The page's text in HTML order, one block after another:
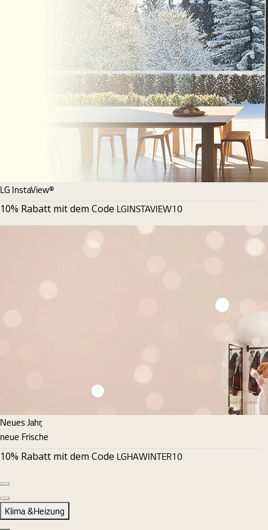
LG InstaView®
10% Rabatt mit dem Code LGINSTAVIEW10
Neues Jahr,
neue Frische
10% Rabatt mit dem Code LGHAWINTER10
Nächste Folie
Klima &Heizung